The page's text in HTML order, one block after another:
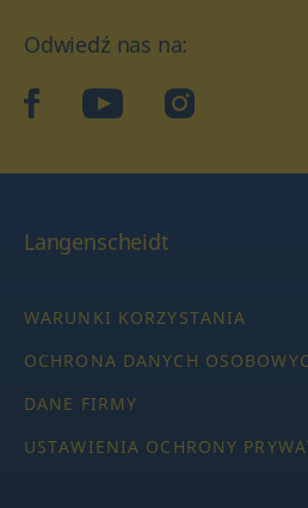
Odwiedź nas na:
facebookYouTubeInstagram
Langenscheidt
WARUNKI KORZYSTANIA
OCHRONA DANYCH
DANE FIRMY
USTAWIENIA OCHRONY